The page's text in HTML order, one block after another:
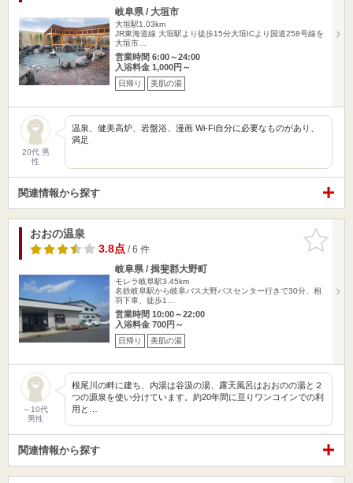
岐阜県 / 大垣市
大垣駅1.03km
JR東海道線 大垣駅より徒歩15分大垣ICより国道258号線を
大垣市…
営業時間 6:00～24:00
入浴料金 1,000円～
日帰り 美肌の湯
20代 男
性
温泉、健美高炉、岩盤浴、漫画 Wi-Fi自分に必要なものがあり、
満足
関連情報から探す
お気に入
りに追加
おおの温泉
3.8点/ 6 件
岐阜県 / 揖斐郡大野町
モレラ岐阜駅3.45km
名鉄岐阜駅から岐阜バス大野バスセンター行きで30分、相
羽下車、徒歩1…
営業時間 10:00～22:00
入浴料金 700円～
日帰り 美肌の湯
～10代
男性
根尾川の畔に建ち、内湯は谷汲の湯、露天風呂はおおのの湯と２
つの源泉を使い分けています。約20年間に亘りワンコインでの利
用と…
関連情報から探す